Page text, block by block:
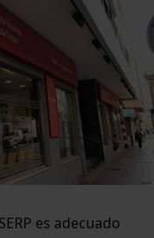
es adecuado